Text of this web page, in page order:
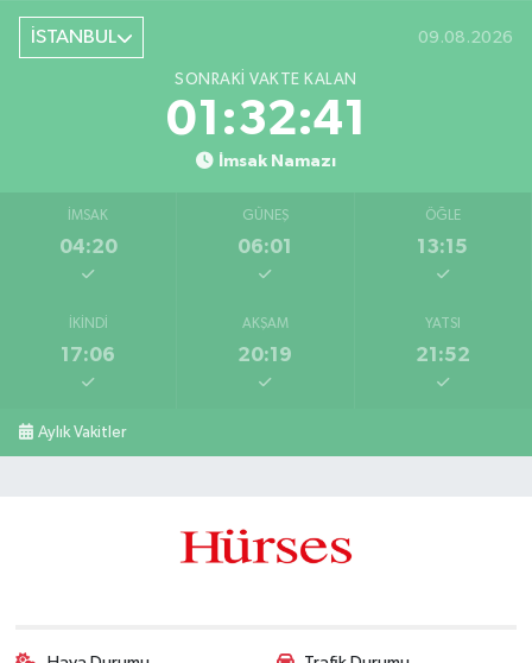
İSTANBUL 09.08.2026
SONRAKI VAKTE KALAN
01:32:41
İmsak Namazı
İMSAK
04:20
GÜNEŞ
06:01
ÖĞLE
13:15
İKINDI
17:06
AKŞAM
20:19
YATSI
21:52
Aylık Vakitler